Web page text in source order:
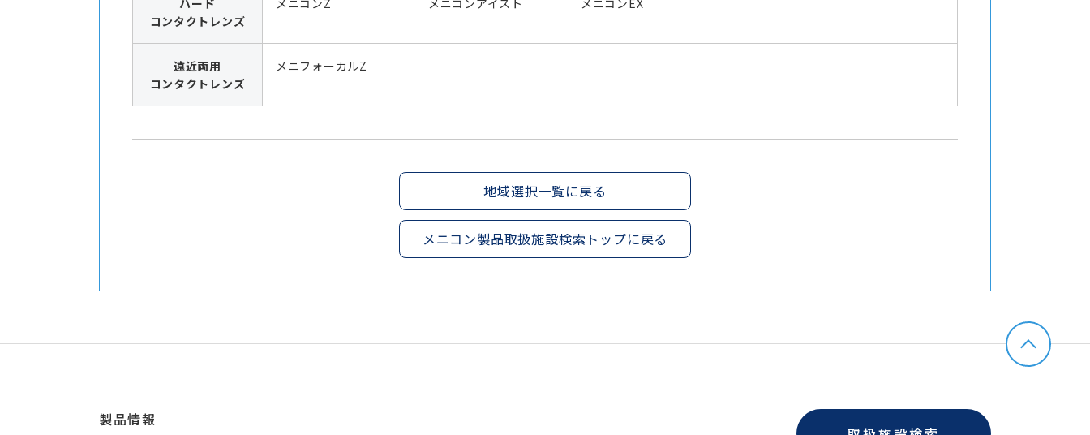
ハード
コンタクトレンズ
メニコンZ メニコンアイスト メニコンEX
遠近両用
コンタクトレンズ
メニフォーカルZ
地域選択一覧に戻る
メニコン製品取扱施設検索トップに戻る
製品情報